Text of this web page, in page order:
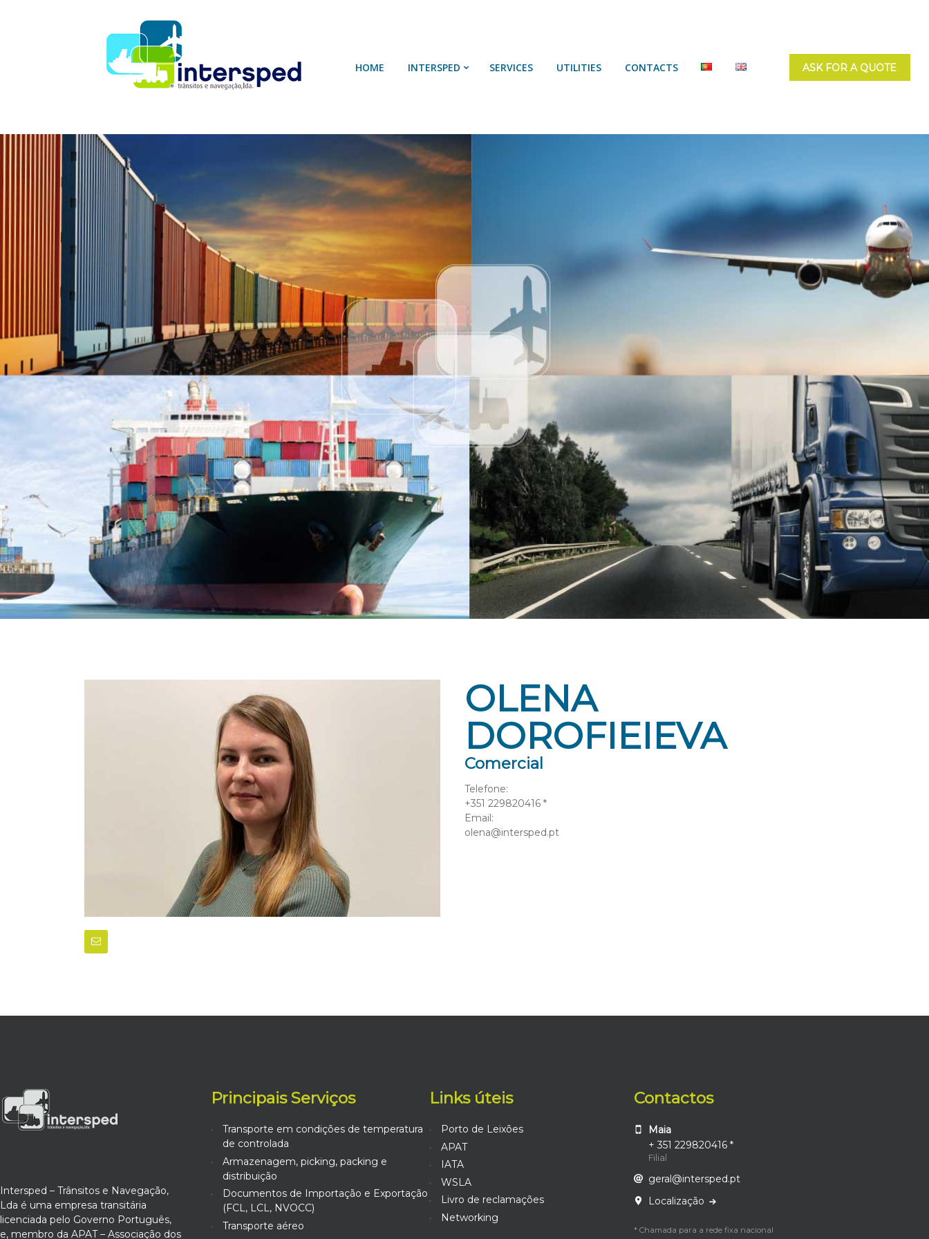
HOME INTERSPED SERVICES UTILITIES CONTACTS ASK FOR A QUOTE
SERVIÇOS
CONTACTOS
OLENA
DOROFIEIEVA
Comercial
Telefone:
+351 229820416 *
Email:
olena@intersped.pt
Intersped – Trânsitos e Navegação,
Lda é uma empresa transitária
licenciada pelo Governo Português,
e, membro da APAT – Associação dos
Principais Serviços
Transporte em condições de temperatura
de controlada
Armazenagem, picking, packing e
distribuição
Documentos de Importação e Exportação
(FCL, LCL, NVOCC)
Transporte aéreo
Links úteis
Porto de Leixões
APAT
IATA
WSLA
Livro de reclamações
Networking
Contactos
Maia
+ 351 229820416 *
Filial
geral@intersped.pt
Localização
* Chamada para a rede fixa nacional